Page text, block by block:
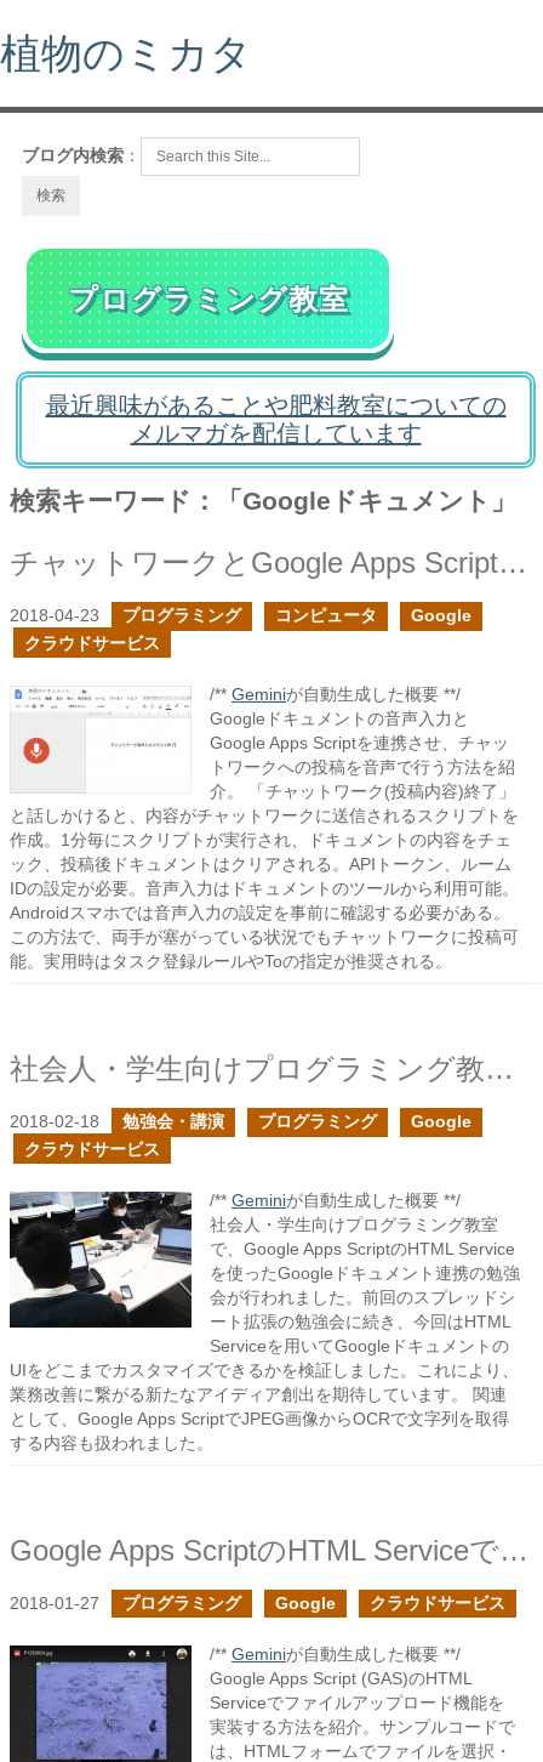
植物のミカタ
ブログ内検索 ：
プログラミング教室
最近興味があることや肥料教室についての
メルマガを配信しています
検索キーワード：「Googleドキュメント」
チャットワークとGoogle Apps Scriptで音声入力で投稿してみる
2018-04-23 プログラミング コンピュータ
Google
クラウドサービス
/** Geminiが自動生成した概要 **/
Googleドキュメントの音声入力と
Google Apps Scriptを連携させ、チャッ
トワークへの投稿を音声で行う方法を紹
介。 「チャットワーク(投稿内容)終了」
と話しかけると、内容がチャットワークに送信されるスクリプトを
作成。1分毎にスクリプトが実行され、ドキュメントの内容をチェ
ック、投稿後ドキュメントはクリアされる。APIトークン、ルーム
IDの設定が必要。音声入力はドキュメントのツールから利用可能。
Androidスマホでは音声入力の設定を事前に確認する必要がある。
この方法で、両手が塞がっている状況でもチャットワークに投稿可
能。実用時はタスク登録ルールやToの指定が推奨される。
社会人・学生向けプログラミング教室でHTML Serviceの勉強会を行いました
2018-02-18 勉強会・講演 プログラミング
Google
クラウドサービス
/** Geminiが自動生成した概要 **/
社会人・学生向けプログラミング教室
で、Google Apps ScriptのHTML Service
を使ったGoogleドキュメント連携の勉強
会が行われました。前回のスプレッドシ
ート拡張の勉強会に続き、今回はHTML
Serviceを用いてGoogleドキュメントの
UIをどこまでカスタマイズできるかを検証しました。これにより、
業務改善に繋がる新たなアイディア創出を期待しています。 関連
として、Google Apps ScriptでJPEG画像からOCRで文字列を取得
する内容も扱われました。
Google Apps ScriptのHTML Serviceでファイルアップロードを行う
2018-01-27 プログラミング Google クラウドサービス
/** Geminiが自動生成した概要 **/
Google Apps Script (GAS)のHTML
Serviceでファイルアップロード機能を
実装する方法を紹介。サンプルコードで
は、HTMLフォームでファイルを選択・